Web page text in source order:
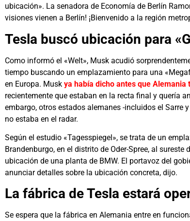
ubicación». La senadora de Economía de Berlín
visiones vienen a Berlín! ¡Bienvenido a la región
Tesla buscó ubicación para
Como informó el «Welt», Musk acudió
tiempo buscando un emplazamiento para una
en Europa. Musk ya había dicho antes que
recientemente que estaban en la recta final y quería
embargo, otros estados alemanes -incluidos el Sarre
no estaba en el radar.
Según el estudio «Tagesspiegel», se trata de un
Brandenburgo, en el distrito de Oder-Spree, al
ubicación de una planta de BMW. El portavoz del
anunciar detalles sobre la ubicación concreta, dijo.
La fábrica de Tesla estará
Se espera que la fábrica en Alemania entre en